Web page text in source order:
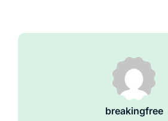
breakingfree